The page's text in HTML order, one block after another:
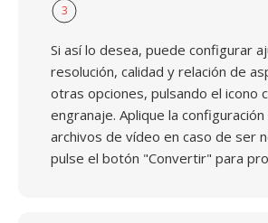
3
Si así lo desea, puede configurar
resolución, calidad y relación de
otras opciones, pulsando el icono
engranaje. Aplique la
archivos de vídeo en caso de ser
pulse el botón "Convertir" para